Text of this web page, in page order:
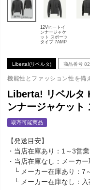
12Vヒートイ
ンナージャケ
ット スポーツ
タイプ 7AMP
Liberta!(リベルタ) 商品番号
機能性とファッション性を備
Liberta! リベルタ
ンナージャケット
取寄可能商品
【発送目安】
・当店在庫あり：1～3営
・当店在庫なし：メーカ
└ メーカー在庫あり：7
└ メーカー在庫なし：入